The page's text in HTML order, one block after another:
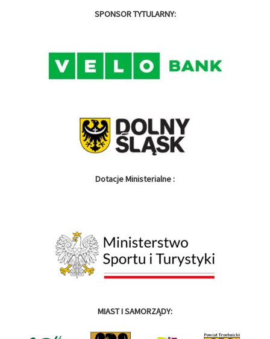
SPONSOR TYTULARNY:
Dotacje Ministerialne :
MIAST I SAMORZĄDY: